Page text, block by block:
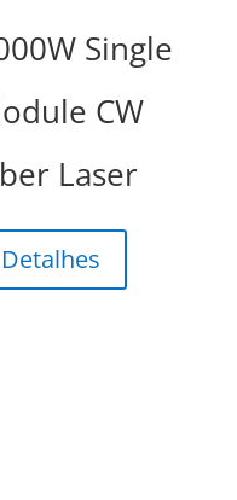
Single
CW
Laser
Detalhes